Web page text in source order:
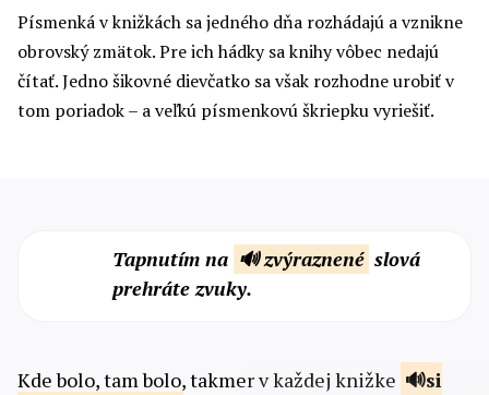
Písmenká v knižkách sa jedného dňa rozhádajú a vznikne
obrovský zmätok. Pre ich hádky sa knihy vôbec nedajú
čítať. Jedno šikovné dievčatko sa však rozhodne urobiť v
tom poriadok – a veľkú písmenkovú škriepku vyriešiť.
Tapnutím na 🔊 zvýraznené slová
prehráte zvuky.
Kde bolo, tam bolo, takmer v každej knižke
si